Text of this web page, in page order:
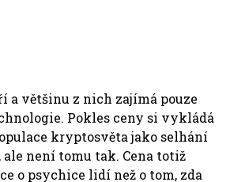
a většinu z nich zajímá pouze
Pokles ceny si vykládá
kryptosvěta jako selhání
není tomu tak. Cena totiž
o psychice lidí než o tom, zda